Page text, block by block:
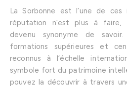
La Sorbonne est l’une de
réputation n’est plus à
devenu synonyme de
formations supérieures et
reconnus à l’échelle
symbole fort du patrimoine
pouvez la découvrir à travers